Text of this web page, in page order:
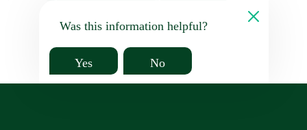
Was this information helpful?
Yes No